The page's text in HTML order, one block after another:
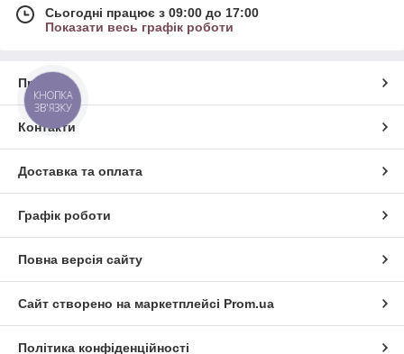
Сьогодні працює з 09:00 до 17:00
Показати весь графік роботи
Про нас
Контакти
Доставка та оплата
Графік роботи
Повна версія сайту
Сайт створено на маркетплейсі Prom.ua
Політика конфіденційності
КНОПКА
ЗВ'ЯЗКУ